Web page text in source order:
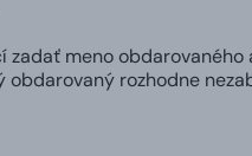
zadať meno obdarovaného
rozhodne